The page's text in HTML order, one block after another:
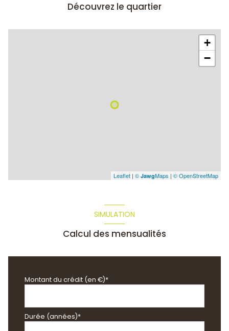
Découvrez le quartier
+
−
Leaflet | © JawgMaps | © OpenStreetMap
SIMULATION
Calcul des mensualités
Montant du crédit (en €)*
Durée (années)*